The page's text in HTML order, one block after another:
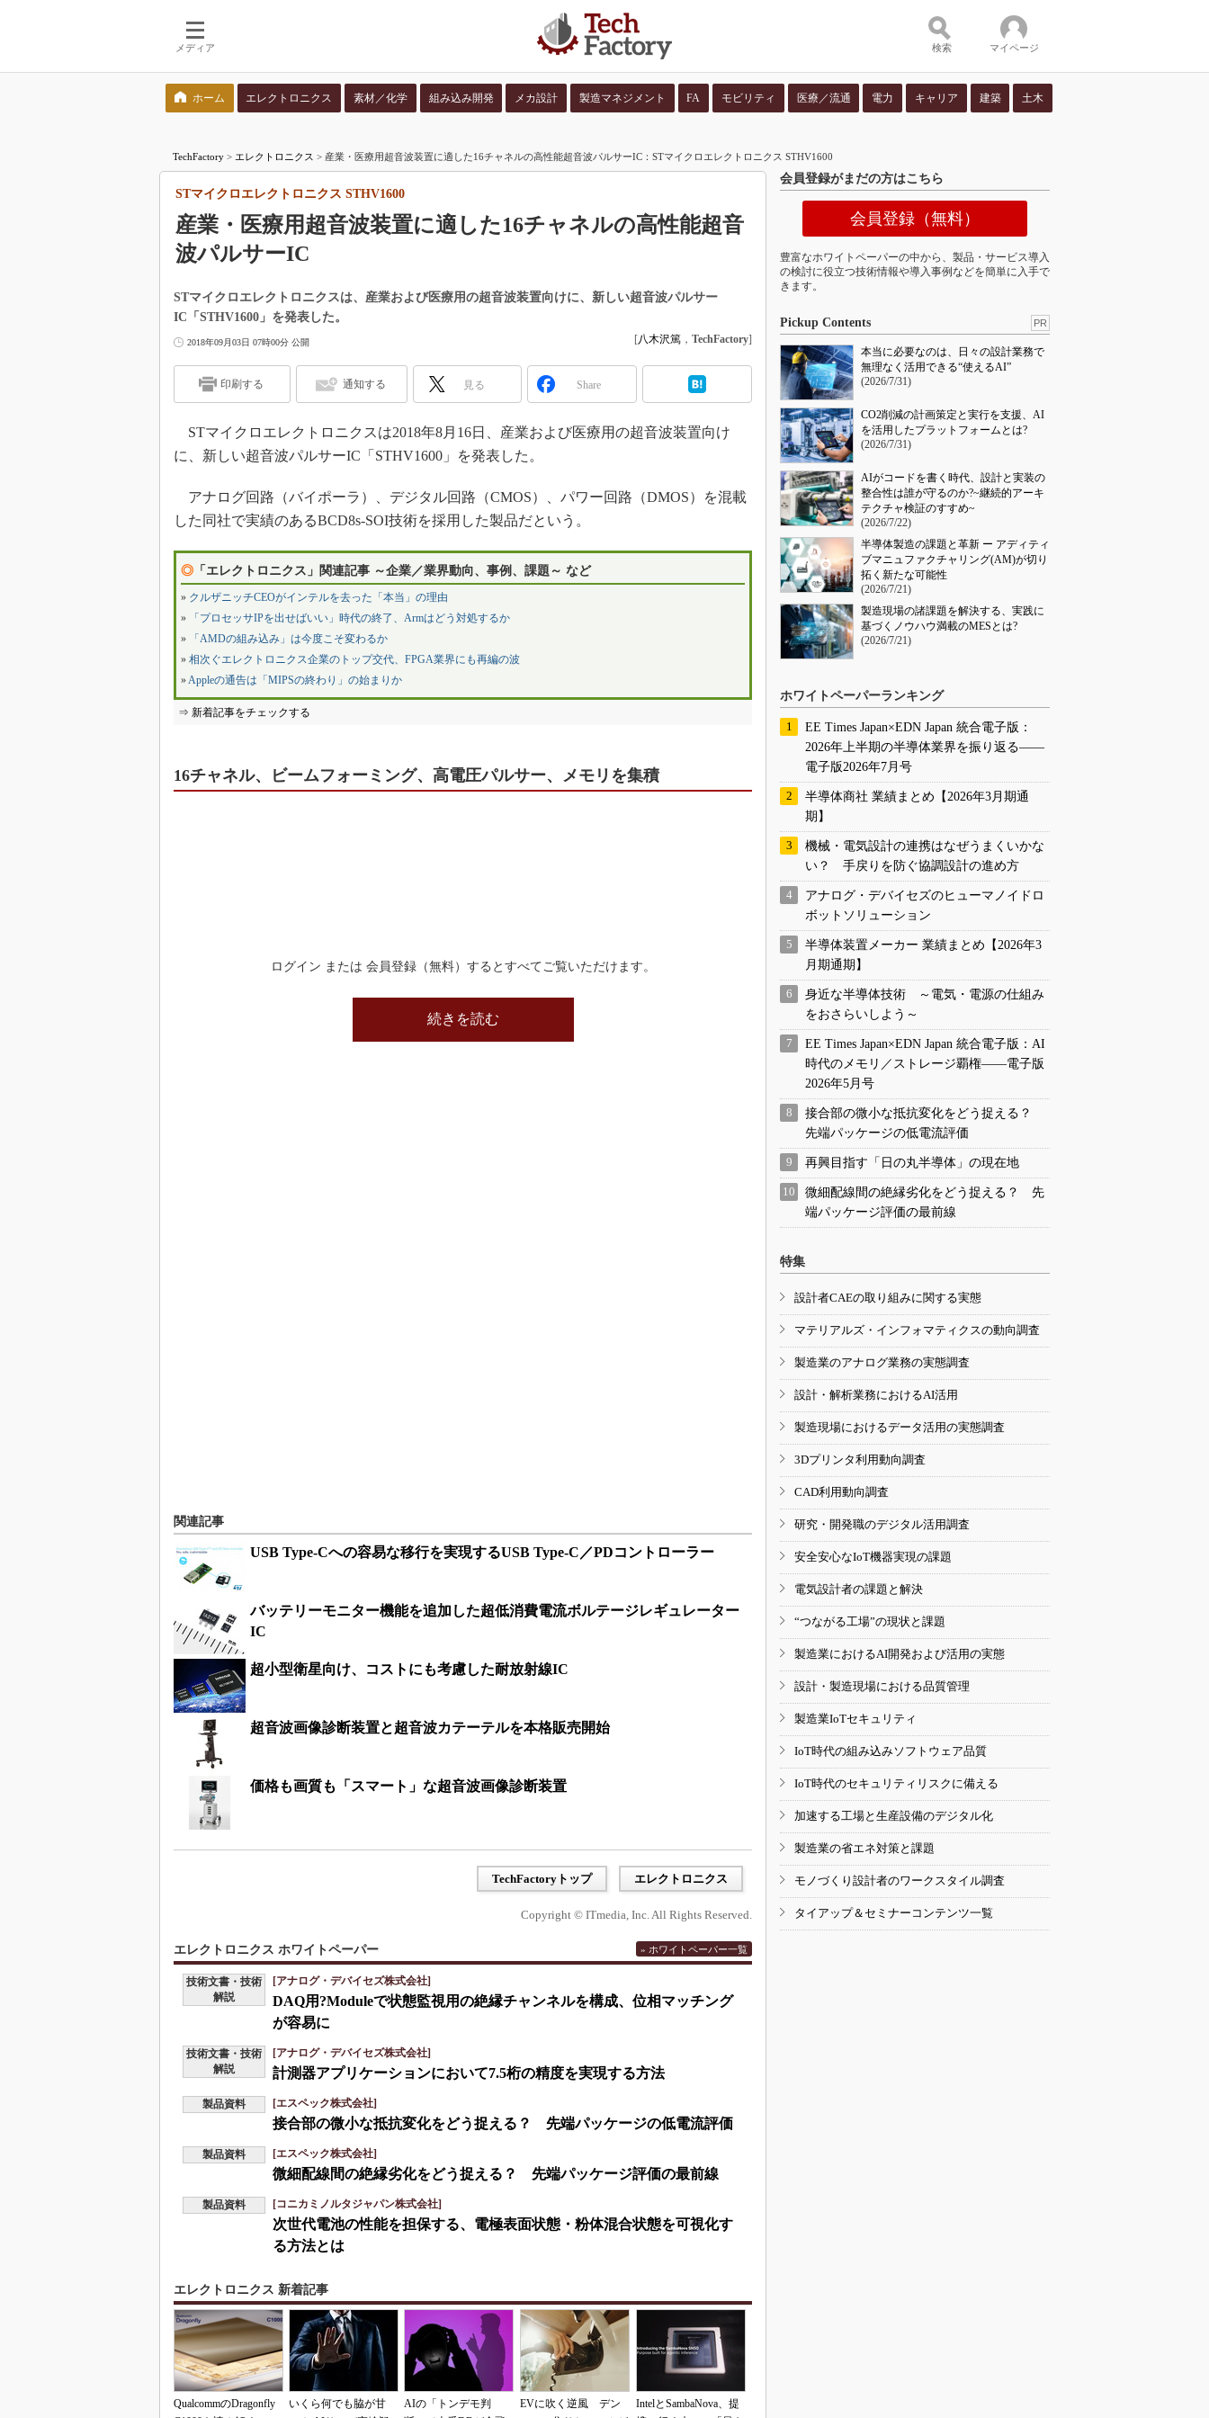
メディア 検索 マイページ
ホーム エレクトロニクス 素材／化学 組み込み開発 メカ設計 製造マネジメント FA モビリティ 医療／流通 電力 キャリア 建築 土木
TechFactory > エレクトロニクス > 産業・医療用超音波装置に適した16チャネルの高性能超音波パルサーIC：STマイクロエレクトロニクス STHV1600
産業・医療用超音波装置に適した16チャネルの高性能超音
波パルサーIC
STマイクロエレクトロニクス STHV1600
STマイクロエレクトロニクスは、産業および医療用の超音波装置向けに、新しい超音波パルサー
IC「STHV1600」を発表した。
2018年09月03日 07時00分 公開 [八木沢篤 ， TechFactory]
印刷する 通知する 見る Share
STマイクロエレクトロニクスは2018年8月16日、産業および医療用の超音波装置向け
に、新しい超音波パルサーIC「STHV1600」を発表した。
アナログ回路（バイポーラ）、デジタル回路（CMOS）、パワー回路（DMOS）を混載
した同社で実績のあるBCD8s-SOI技術を採用した製品だという。
◎ 「エレクトロニクス」関連記事 ～企業／業界動向、事例、課題～ など
» クルザニッチCEOがインテルを去った「本当」の理由
»
「プロセッサIPを出せばいい」時代の終了、Armはどう対処するか
»
「AMDの組み込み」は今度こそ変わるか
» 相次ぐエレクトロニクス企業のトップ交代、FPGA業界にも再編の波
»Appleの通告は「MIPSの終わり」の始まりか
⇒ 新着記事をチェックする
16チャネル、ビームフォーミング、高電圧パルサー、メモリを集積
ログイン または 会員登録（無料）するとすべてご覧いただけます。
続きを読む
関連記事
USB Type-Cへの容易な移行を実現するUSB Type-C／PDコントローラー
バッテリーモニター機能を追加した超低消費電流ボルテージレギュレーター
IC
超小型衛星向け、コストにも考慮した耐放射線IC
超音波画像診断装置と超音波カテーテルを本格販売開始
価格も画質も「スマート」な超音波画像診断装置
TechFactoryトップ エレクトロニクス
Copyright © ITmedia, Inc. All Rights Reserved.
エレクトロニクス ホワイトペーパー » ホワイトペーパー一覧
技術文書・技術
解説
[アナログ・デバイセズ株式会社]
DAQ用?Moduleで状態監視用の絶縁チャンネルを構成、位相マッチング
が容易に
技術文書・技術
解説
[アナログ・デバイセズ株式会社]
計測器アプリケーションにおいて7.5桁の精度を実現する方法
製品資料 [エスペック株式会社]
接合部の微小な抵抗変化をどう捉える？ 先端パッケージの低電流評価
製品資料 [エスペック株式会社]
微細配線間の絶縁劣化をどう捉える？ 先端パッケージ評価の最前線
製品資料 [コニカミノルタジャパン株式会社]
次世代電池の性能を担保する、電極表面状態・粉体混合状態を可視化す
る方法とは
エレクトロニクス 新着記事
QualcommのDragonfly
いくら何でも脇が甘
AIの「トンデモ判
EVに吹く逆風 デン
IntelとSambaNova、提
会員登録がまだの方はこちら
会員登録（無料）
豊富なホワイトペーパーの中から、製品・サービス導入
の検討に役立つ技術情報や導入事例などを簡単に入手で
きます。
Pickup Contents PR
本当に必要なのは、日々の設計業務で
無理なく活用できる“使えるAI”
(2026/7/31)
CO2削減の計画策定と実行を支援、AI
を活用したプラットフォームとは?
(2026/7/31)
AIがコードを書く時代、設計と実装の
整合性は誰が守るのか?~継続的アーキ
テクチャ検証のすすめ~
(2026/7/22)
半導体製造の課題と革新 ー アディティ
ブマニュファクチャリング(AM)が切り
拓く新たな可能性
(2026/7/21)
製造現場の諸課題を解決する、実践に
基づくノウハウ満載のMESとは?
(2026/7/21)
ホワイトペーパーランキング
EE Times Japan×EDN Japan 統合電子版：
2026年上半期の半導体業界を振り返る――
電子版2026年7月号
半導体商社 業績まとめ【2026年3月期通
期】
機械・電気設計の連携はなぜうまくいかな
い？ 手戻りを防ぐ協調設計の進め方
アナログ・デバイセズのヒューマノイドロ
ボットソリューション
半導体装置メーカー 業績まとめ【2026年3
月期通期】
身近な半導体技術 ～電気・電源の仕組み
をおさらいしよう～
EE Times Japan×EDN Japan 統合電子版：AI
時代のメモリ／ストレージ覇権――電子版
2026年5月号
接合部の微小な抵抗変化をどう捉える？
先端パッケージの低電流評価
再興目指す「日の丸半導体」の現在地
微細配線間の絶縁劣化をどう捉える？ 先
端パッケージ評価の最前線
特集
設計者CAEの取り組みに関する実態
マテリアルズ・インフォマティクスの動向調査
製造業のアナログ業務の実態調査
設計・解析業務におけるAI活用
製造現場におけるデータ活用の実態調査
3Dプリンタ利用動向調査
CAD利用動向調査
研究・開発職のデジタル活用調査
安全安心なIoT機器実現の課題
電気設計者の課題と解決
“つながる工場”の現状と課題
製造業におけるAI開発および活用の実態
設計・製造現場における品質管理
製造業IoTセキュリティ
IoT時代の組み込みソフトウェア品質
IoT時代のセキュリティリスクに備える
加速する工場と生産設備のデジタル化
製造業の省エネ対策と課題
モノづくり設計者のワークスタイル調査
タイアップ＆セミナーコンテンツ一覧